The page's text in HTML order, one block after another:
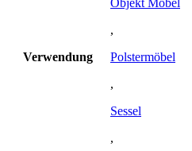
Verwendung
,
Polstermöbel
,
Sessel
,